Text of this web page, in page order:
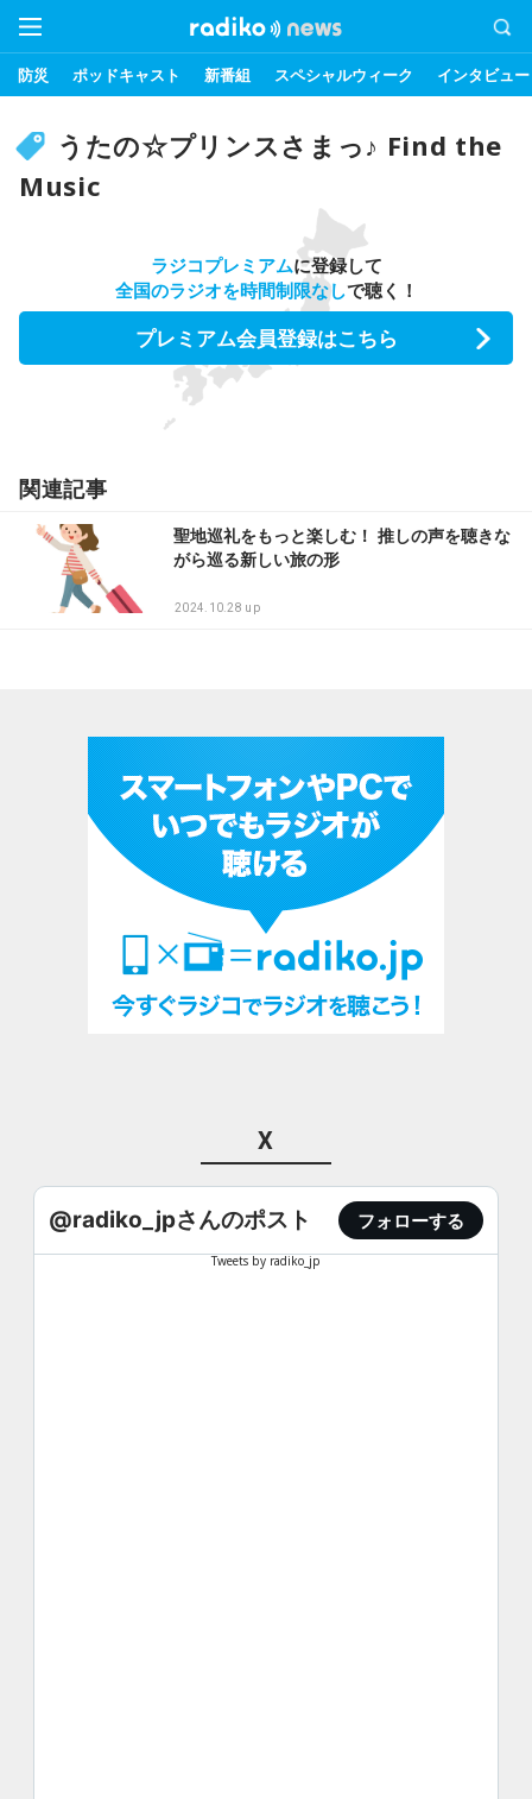
防災 ポッドキャスト 新番組 スペシャルウィーク インタビュー
うたの☆プリンスさまっ♪ Find the
Music
ラジコプレミアムに登録して
全国のラジオを時間制限なしで聴く！
プレミアム会員登録はこちら
関連記事
聖地巡礼をもっと楽しむ！ 推しの声を聴きな
がら巡る新しい旅の形
2024.10.28 up
X
@radiko_jpさんのポスト フォローする
Tweets by radiko_jp